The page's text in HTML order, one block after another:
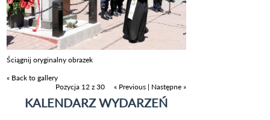
Ściągnij oryginalny obrazek
« Back to gallery
Pozycja 12 z 30
« Previous | Następne »
KALENDARZ WYDARZEŃ